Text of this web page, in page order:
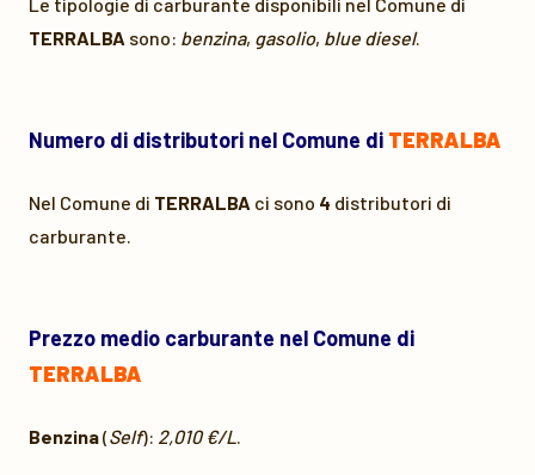
TERRALBA sono: benzina, gasolio, blue diesel.
Numero di distributori nel Comune di TERRALBA
Nel Comune di TERRALBA ci sono 4 distributori di
carburante.
Prezzo medio carburante nel Comune di
TERRALBA
Benzina(Self): 2,010 €/L.